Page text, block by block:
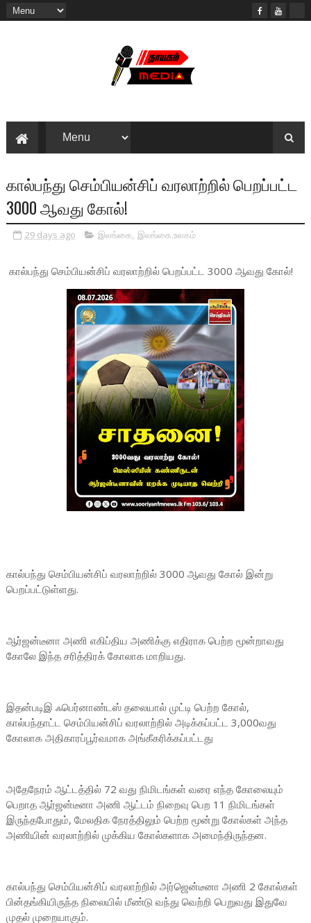
கால்பந்து செம்பியன்சிப் வரலாற்றில் பெறப்பட்ட
3000 ஆவது கோல்!
29 days ago இலங்கை, இலங்கை.உலகம்
கால்பந்து செம்பியன்சிப் வரலாற்றில் பெறப்பட்ட 3000 ஆவது கோல்!
கால்பந்து செம்பியன்சிப் வரலாற்றில் 3000 ஆவது கோல் இன்று
பெறப்பட்டுள்ளது.
ஆர்ஜன்டீனா அணி எகிப்திய அணிக்கு எதிராக பெற்ற மூன்றாவது
கோலே இந்த சரித்திரக் கோலாக மாறியது.
இதன்படிஇ ஃபெர்னாண்டஸ் தலையால் முட்டி பெற்ற கோல்,
கால்பந்தாட்ட செம்பியன்சிப் வரலாற்றில் அடிக்கப்பட்ட 3,000வது
கோலாக அதிகாரப்பூர்வமாக அங்கீகரிக்கப்பட்டது
அதேநேரம் ஆட்டத்தில் 72 வது நிமிடங்கள் வரை எந்த கோலையும்
பெறாத ஆர்ஜன்டீனா அணி ஆட்டம் நிறைவு பெற 11 நிமிடங்கள்
இருந்தபோதும், மேலதிக நேரத்திலும் பெற்ற மூன்று கோல்கள் அந்த
அணியின் வரலாற்றில் முக்கிய கோல்களாக அமைந்திருந்தன.
கால்பந்து செம்பியன்சிப் வரலாற்றில் அர்ஜென்டீனா அணி 2 கோல்கள்
பின்தங்கியிருந்த நிலையில் மீண்டு வந்து வெற்றி பெறுவது இதுவே
முதல் முறையாகும்.